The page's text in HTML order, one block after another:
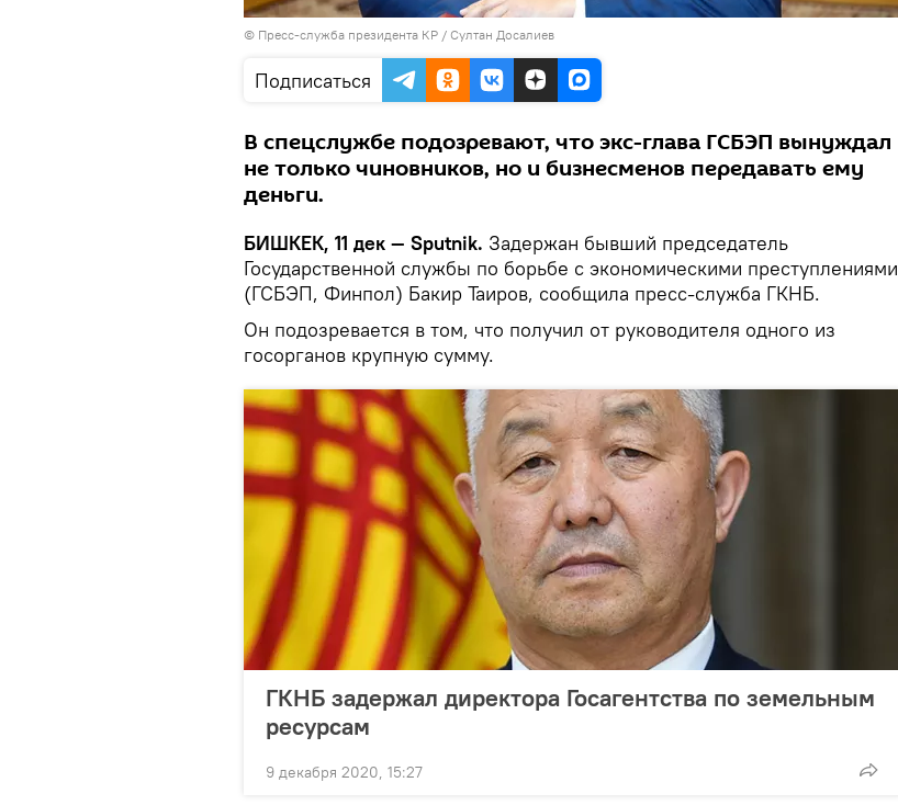
© Пресс-служба президента КР / Султан Досалиев
Подписаться
В спецслужбе подозревают, что экс-глава ГСБЭП вынуждал
не только чиновников, но и бизнесменов передавать ему
деньги.
БИШКЕК, 11 дек — Sputnik. Задержан бывший председатель
Государственной службы по борьбе с экономическими преступлениями
(ГСБЭП, Финпол) Бакир Таиров, сообщила пресс-служба ГКНБ.
Он подозревается в том, что получил от руководителя одного из
госорганов крупную сумму.
ГКНБ задержал директора Госагентства по земельным
ресурсам
9 декабря 2020, 15:27